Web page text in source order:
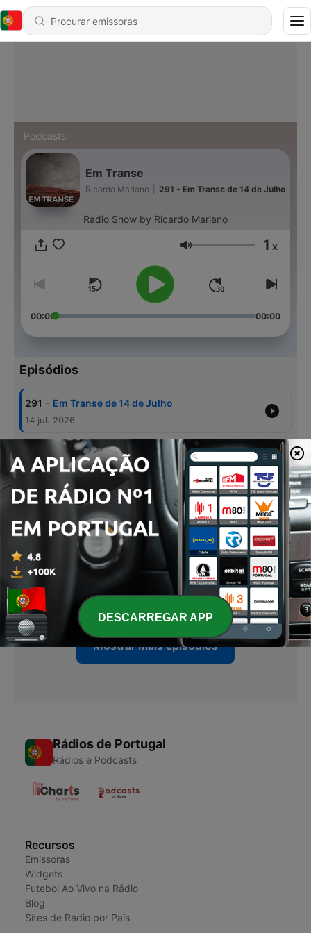
Podcasts
Em Transe
Ricardo Mariano 291 - Em Transe de 14 de Julho
Radio Show by Ricardo Mariano
Volume 1 x
00:00 00:00
Episódios
291 - Em Transe de 14 de Julho
14 jul. 2026
Em Transe de 23 de Junho
23 jun. 2026
289 - Em Transe de 11 de Junho
288 - Em Transe de 27 de Maio
27 maio 2026
Em Transe de 13 de Maio
13 maio 2026
Mostrar mais episódios
Rádios de Portugal
Rádios e Podcasts
Recursos
Emissoras
Widgets
Futebol Ao Vivo na Rádio
Blog
Sites de Rádio por País
DESCARREGAR APP